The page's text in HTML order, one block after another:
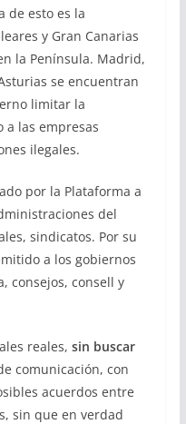
de esto es la
y Gran Canarias
la Península. Madrid,
se encuentran
limitar la
las empresas
ilegales.
por la Plataforma a
del
sindicatos. Por su
a los gobiernos
consejos, consell y
reales, sin buscar
comunicación, con
acuerdos entre
sin que en verdad